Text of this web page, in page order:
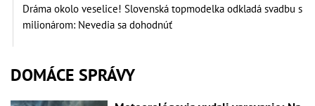
Dráma okolo veselice! Slovenská topmodelka odkladá svadbu s
milionárom: Nevedia sa dohodnúť
DOMÁCE SPRÁVY